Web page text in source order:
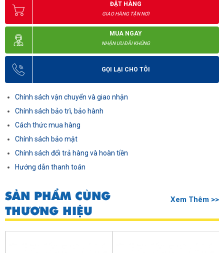
ĐẶT HÀNG
GIAO HÀNG TẬN NƠI
MUA NGAY
NHẬN ƯU ĐÃI KHỦNG
GỌI LẠI CHO TÔI
Chính sách vận chuyển và giao nhận
Chính sách bảo trì, bảo hành
Cách thức mua hàng
Chính sách bảo mật
Chính sách đổi trả hàng và hoàn tiền
Hướng dẫn thanh toán
SẢN PHẨM CÙNG
THƯƠNG HIỆU
Xem Thêm >>